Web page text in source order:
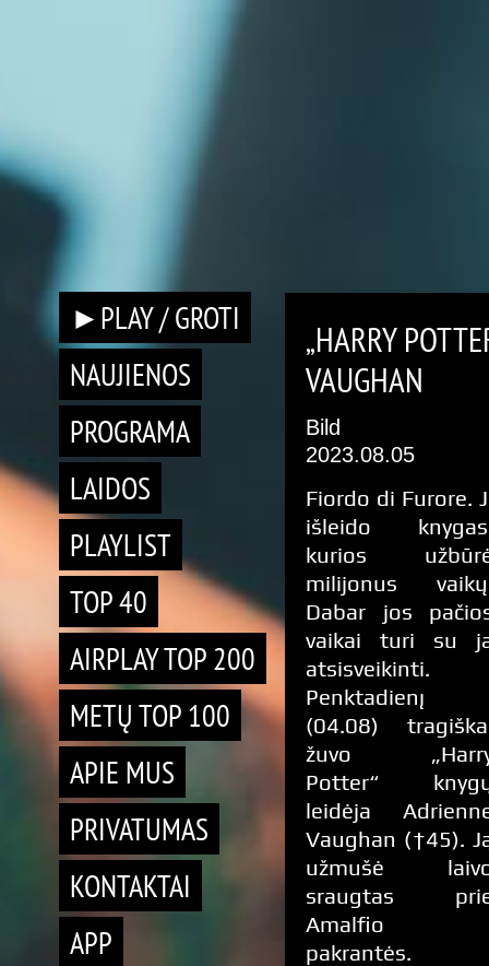
►PLAY / GROTI
NAUJIENOS
PROGRAMA
LAIDOS
PLAYLIST
TOP 40
AIRPLAY TOP 200
METŲ TOP 100
APIE MUS
PRIVATUMAS
KONTAKTAI
APP
„HARRY
VAUGHAN
Bild
2023.08.05
Fiordo di Furore.
išleido
kurios
milijonus
Dabar jos
vaikai turi su
atsisveikinti.
Penktadienį
(04.08)
žuvo
Potter“
leidėja
Vaughan (†45).
užmušė
sraugtas
Amalfio
pakrantės.